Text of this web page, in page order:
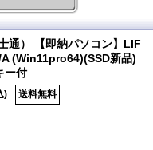
通） 【即納パソコン】LIF
(Win11pro64)(SSD新品)
付
) 送料無料